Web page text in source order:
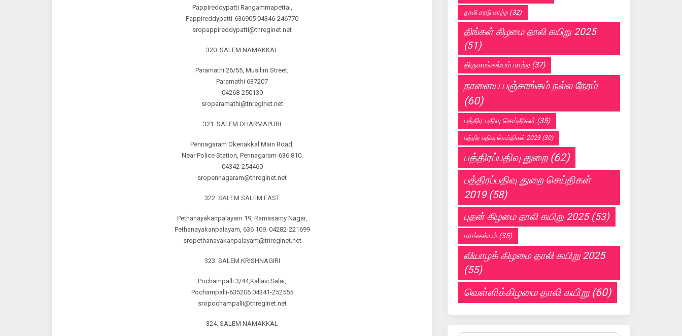
Pappireddypatti Rangammapettai,
Pappireddypatti-636905 04346-246770
sropappireddypatti@tnreginet.net
320. SALEM NAMAKKAL
Paramathi 26/55, Musilim Street,
Paramathi 637207
04268-250130
sroparamathi@tnreginet.net
321. SALEM DHARMAPURI
Pennagaram Okenakkal Main Road,
Near Police Station, Pennagaram-636 810.
04342-254460
sropennagaram@tnreginet.net
322. SALEM SALEM EAST
Pethanayakanpalayam 19, Ramasamy Nagar,
Pethanayakanpalayam, 636 109. 04282-221699
sropethanayakanpalayam@tnreginet.net
323. SALEM KRISHNAGIRI
Pochampalli 3/44,Kallavi Salai,
Pochampalli-635206 04341-252555
sropochampalli@tnreginet.net
324. SALEM NAMAKKAL
தாலி சரடு மாற்ற (32)
திங்கள் கிழமை தாலி கயிறு 2025
(51)
திருமாங்கல்யம் மாற்ற (37)
நாளைய பஞ்சாங்கம் நல்ல நேரம்
(60)
பத்திர பதிவு செய்திகள்(35)
பத்திர பதிவு செய்திகள் 2023(30)
பத்திரப்பதிவு துறை(62)
பத்திரப்பதிவு துறை செய்திகள்
2019(58)
புதன் கிழமை தாலி கயிறு 2025(53)
மாங்கல்யம்(35)
வியாழக் கிழமை தாலி கயிறு 2025
(55)
வெள்ளிக்கிழமை தாலி கயிறு(60)